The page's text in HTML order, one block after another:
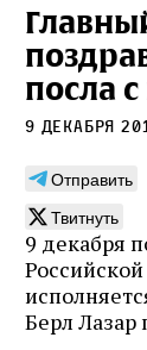
посла
9 декабря
Отправить
Твитнуть
9 декабря
Берл